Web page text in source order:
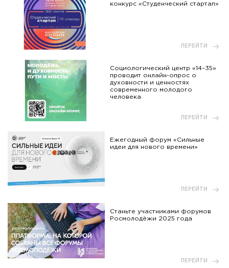
конкурс «Студенческий стартап»
ПЕРЕЙТИ
Социологический центр «14–35»
проводит онлайн-опрос о
духовности и ценностях
современного молодого
человека
ПЕРЕЙТИ
Ежегодный форум «Сильные
идеи для нового времени»
ПЕРЕЙТИ
Станьте участниками форумов
Росмолодёжи 2025 года
ПЕРЕЙТИ